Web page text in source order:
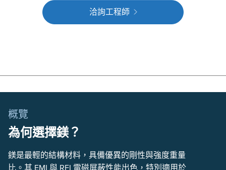
洽詢工程師
概覽
為何選擇鎂？
鎂是最輕的結構材料，具備優異的剛性與強度重量